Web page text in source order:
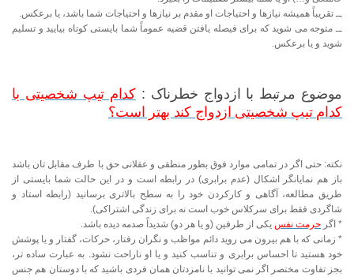
ــ تقریباً همیشه نیازها و احتیاجات او مقدم بر نیازها و احتیاجات شما باشد، یا برعکس.
ــ متوجه می شوید که برای فیصله یافتن قضیه عموماً شما بایستی کوتاه بیایید و تسلیم
شوید و یا برعکس.
موضوع مرتبط با ازدواج خطرناک :کدام تیپ شخصیتی با
کدام تیپ شخصیتی ازدواج کند بهتر است؟
نکته: حتی اگر در تمامی موارد فوق بطور منطقی و عقلانی حق با طرف مقابل تان باشد
باز هم نمایانگر اشکال (عدم برابری) در رابطه است و در این حالت شما بایستی از
طریق مطالعه، آگاهی و کارکردن خود را به سطح بالاتری برسانید (رابطه استاد و
شاگردی فقط برای سرکلاس خوب است نه برای زندگی اشتراکی).
* اگر حرمت نفس یکی از طرفین (و یا هر دو) شدیداً صدمه دیده باشد.
* زمانی که با هم بیرون می روید دائم مواظب و نگران رفتار، حرکات، گفتار و یا پوشش
خود هستید تا احساس برابری و تناسب کنید و یا او ناراحت نشود. به عبارت ساده تر،
بجز تفاوت مختصر اگر نمی توانید با نامزدتان همان فردی باشید که با دوستان هم جنس